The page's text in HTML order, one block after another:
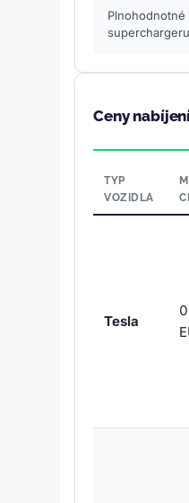
Ceny
TYP
VOZIDLA
Tesla